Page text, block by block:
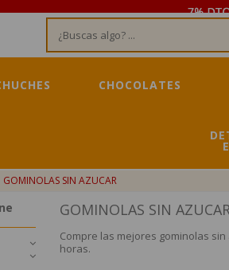
CHOCOLATES
GOMINOLAS SIN AZUCAR
GOMINOLAS SIN
Compre las mejores gominolas
horas.